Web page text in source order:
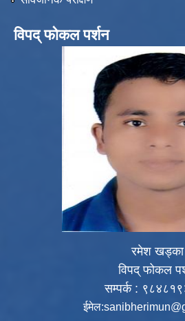
विपद् फोकल पर्शन
रमेश खड्का
विपद् फोकल
सम्पर्क :
ईमेल: